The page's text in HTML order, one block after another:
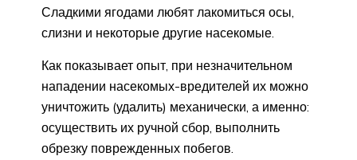
Сладкими ягодами любят лакомиться осы,
слизни и некоторые другие насекомые.
Как показывает опыт, при незначительном
нападении насекомых-вредителей их можно
уничтожить (удалить) механически, а именно:
осуществить их ручной сбор, выполнить
обрезку поврежденных побегов.